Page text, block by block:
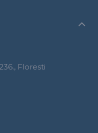
Floresti